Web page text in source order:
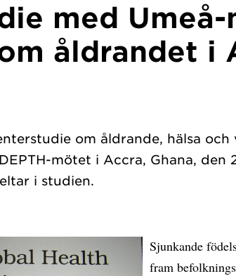
med Umeå-
åldrandet i
om åldrande, hälsa
mötet i Accra, Ghana, den
Sjunkande
fram